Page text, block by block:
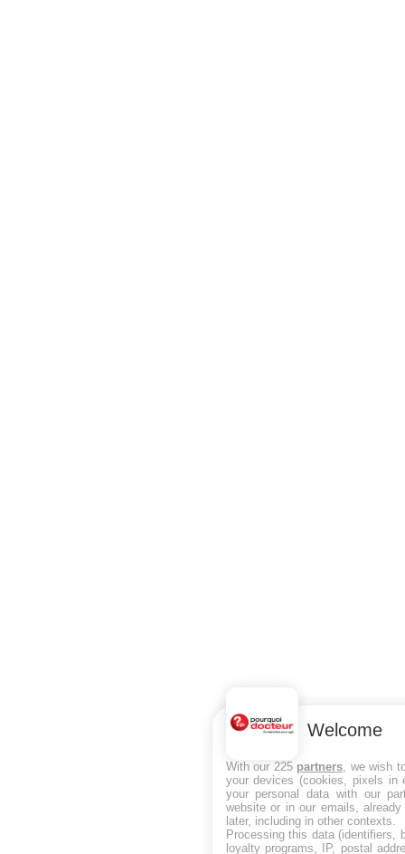
Welcome
With our 225 partners , we wish
your devices (cookies, pixels in
your personal data with our
website or in our emails,
later, including in other contexts.
Processing this data (identifiers,
loyalty programs, IP, postal